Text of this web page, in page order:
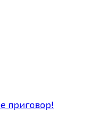
приговор!